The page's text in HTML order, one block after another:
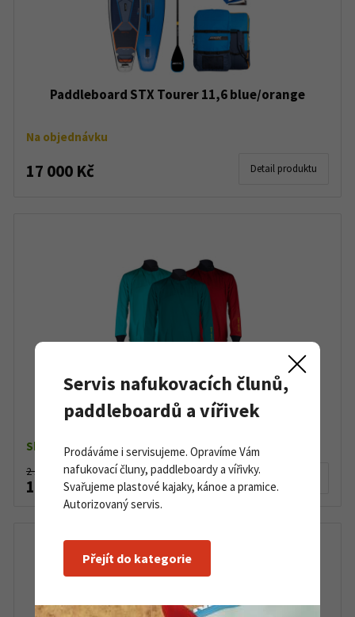
Paddleboard STX Tourer 11,6 blue/orange
Na objednávku
17 000 Kč Detail produktu
Vodácká bunda Hiko Pilot ION
Skladem dle varianty
2 160 Kč
1 899 Kč Detail produktu
Servis nafukovacích člunů,
paddleboardů a vířivek
Prodáváme i servisujeme. Opravíme Vám
nafukovací čluny, paddleboardy a vířivky.
Svařujeme plastové kajaky, kánoe a pramice.
Autorizovaný servis.
Přejít do kategorie